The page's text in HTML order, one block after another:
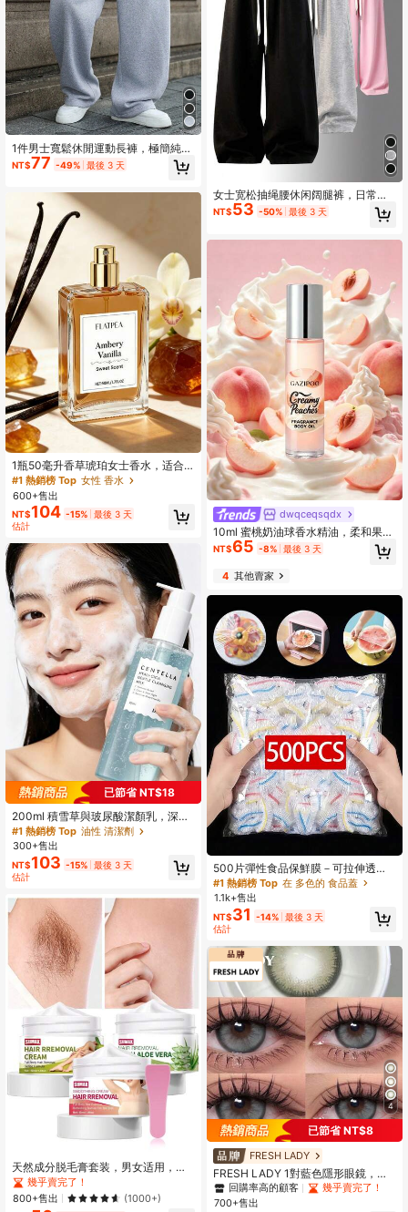
1件男士寬鬆休閒運動長褲，極簡純色
寬腿設計，抽繩腰頭，大口袋，適合
日常穿著、散步、工作、戶外活動，
NT$77 -49% 最後 3 天
1瓶50毫升香草琥珀女士香水，适合
室内外空气清新，持久留香，散发自
然清新迷人香气，融合优雅的茉莉、
香草和琥珀香调。适用于约会、派
对、聚会、节日、居家、酒店和办公
等场合，是馈赠亲友的理想之选。
#1 熱銷榜 Top 女性 香水
600+售出
NT$104 -15% 最後 3 天
估計
已節省 NT$18
200ml 積雪草與玻尿酸潔顏乳，深層
清潔控油，去除黑頭與收斂毛孔，可
卸除日常彩妝與防曬，適合敏感肌與
油性肌，每日使用
#1 熱銷榜 Top 油性 清潔劑
300+售出
NT$103 -15% 最後 3 天
估計
天然成分脱毛膏套装，男女适用，可
用于身体、面部、腋下、腿部脱毛
幾乎賣完了！
800+售出
(1000+)
女士宽松抽绳腰休闲阔腿裤，日常穿
着春季运动裤
NT$53 -50% 最後 3 天
dwqceqsqdx
10ml 蜜桃奶油球香水精油，柔和果
香，獨特不刺鼻，適合旅行、約會、
派對
NT$65 -8% 最後 3 天
4其他賣家
500片彈性食品保鮮膜－可拉伸透明
盤子蓋，可重複使用，多功能無味廚
房保鮮膜，防塵，適用於居家、餐
廳、野餐－適合所有盤子尺寸，野餐
必備品｜裝飾包裝膜｜可重複使用塑
料膜，食品塑料膜，廚房必需品
#1 熱銷榜 Top 在 多色的 食品蓋
1.1k+售出
NT$31 -14% 最後 3 天
估計
4
已節省 NT$8
FRESH LADY
FRESH LADY 1對藍色隱形眼鏡，微
妙融合瞳孔，逼真虹膜軟片，適合日
常佩戴、派對、純欲風妝容，年戴，1
回購率高的顧客
幾乎賣完了！
700+售出